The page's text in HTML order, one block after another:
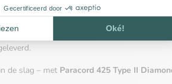
stabiel en flexibel – perfect voor creatieve
of ontdek andere
de slag – met Paracord 425 Type II